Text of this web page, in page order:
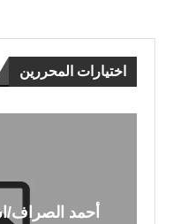
اختيارات المحررين
أحمد الصراف/